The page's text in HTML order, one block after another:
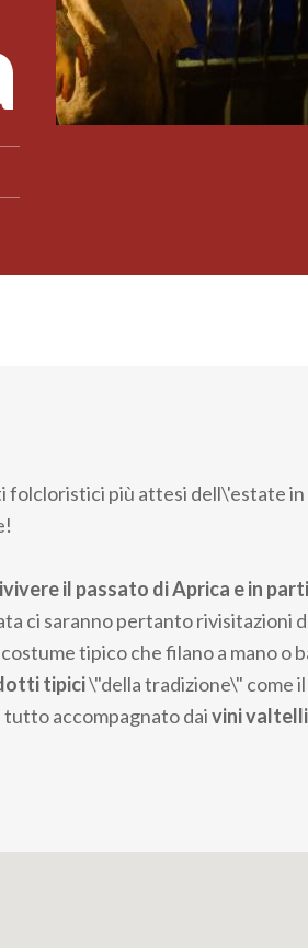
folcloristici più attesi dell\'estate
il passato di Aprica e in
ci saranno pertanto rivisitazioni
tipico che filano a mano o
tipici\"della tradizione\" come il
tutto accompagnato daivini